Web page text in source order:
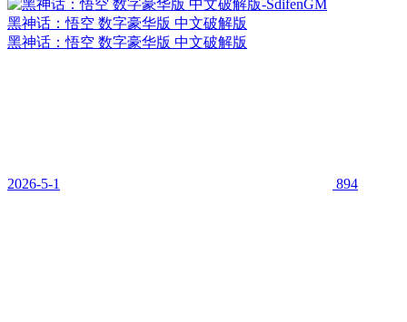
黑神话：悟空 数字豪华版 中文破解版
黑神话：悟空 数字豪华版 中文破解版
2026-5-1 894